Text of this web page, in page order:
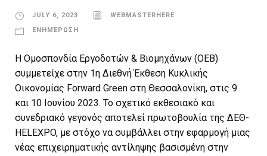
JULY 6, 2023
WEBMASTERHERE
ΕΝΗΜΈΡΩΣΗ
Η Ομοσπονδία Εργοδοτών & Βιομηχάνων (ΟΕΒ)
συμμετείχε στην 1η Διεθνή Έκθεση Κυκλικής
Οικονομίας Forward Green στη Θεσσαλονίκη, στις 9
και 10 Ιουνίου 2023. Το σχετικό εκθεσιακό και
συνεδριακό γεγονός αποτελεί πρωτοβουλία της ΔΕΘ-
HELEXPO, με στόχο να συμβάλλει στην εφαρμογή μιας
νέας επιχειρηματικής αντίληψης βασισμένη στην